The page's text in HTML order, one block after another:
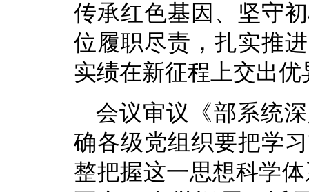
传承红色基因、坚守
位履职尽责，扎实推
实绩在新征程上交出优
会议审议《部系统
确各级党组织要把学
整把握这一思想科学